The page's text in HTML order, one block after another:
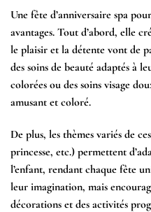
Une fête d’anniversaire spa
avantages. Tout d’abord, elle
le plaisir et la détente vont de
des soins de beauté adaptés à
colorées ou des soins visage
amusant et coloré.
De plus, les thèmes variés de
princesse, etc.) permettent
l’enfant, rendant chaque fête
leur imagination, mais
décorations et des activités